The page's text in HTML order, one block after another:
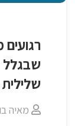
רגועים
שבגלל
שלילית
מאיה